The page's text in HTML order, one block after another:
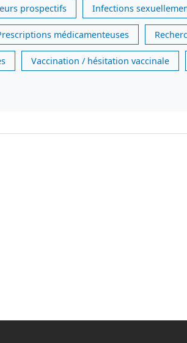
prospectifs Infections
médicamenteuses
Vaccination / hésitation vaccinale